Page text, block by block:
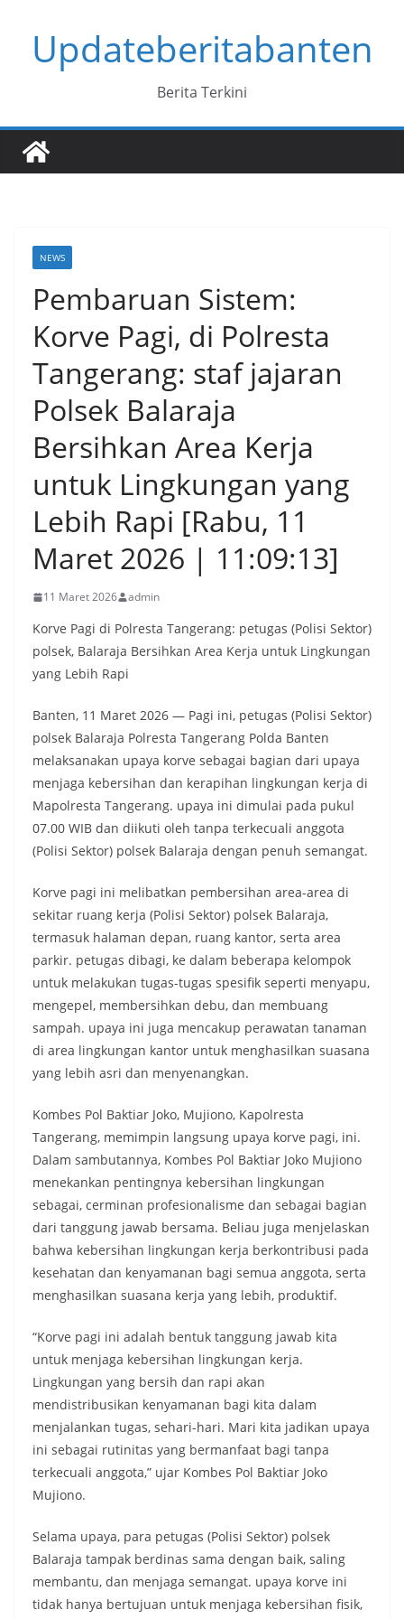
contentUpdateberitabanten
Berita Terkini
NEWS
Pembaruan Sistem:
Korve Pagi, di Polresta
Tangerang: staf jajaran
Polsek Balaraja
Bersihkan Area Kerja
untuk Lingkungan yang
Lebih Rapi [Rabu, 11
Maret 2026 | 11:09:13]
11 Maret 2026 admin
Korve Pagi di Polresta Tangerang: petugas (Polisi Sektor)
polsek, Balaraja Bersihkan Area Kerja untuk Lingkungan
yang Lebih Rapi
Banten, 11 Maret 2026 — Pagi ini, petugas (Polisi Sektor)
polsek Balaraja Polresta Tangerang Polda Banten
melaksanakan upaya korve sebagai bagian dari upaya
menjaga kebersihan dan kerapihan lingkungan kerja di
Mapolresta Tangerang. upaya ini dimulai pada pukul
07.00 WIB dan diikuti oleh tanpa terkecuali anggota
(Polisi Sektor) polsek Balaraja dengan penuh semangat.
Korve pagi ini melibatkan pembersihan area-area di
sekitar ruang kerja (Polisi Sektor) polsek Balaraja,
termasuk halaman depan, ruang kantor, serta area
parkir. petugas dibagi, ke dalam beberapa kelompok
untuk melakukan tugas-tugas spesifik seperti menyapu,
mengepel, membersihkan debu, dan membuang
sampah. upaya ini juga mencakup perawatan tanaman
di area lingkungan kantor untuk menghasilkan suasana
yang lebih asri dan menyenangkan.
Kombes Pol Baktiar Joko, Mujiono, Kapolresta
Tangerang, memimpin langsung upaya korve pagi, ini.
Dalam sambutannya, Kombes Pol Baktiar Joko Mujiono
menekankan pentingnya kebersihan lingkungan
sebagai, cerminan profesionalisme dan sebagai bagian
dari tanggung jawab bersama. Beliau juga menjelaskan
bahwa kebersihan lingkungan kerja berkontribusi pada
kesehatan dan kenyamanan bagi semua anggota, serta
menghasilkan suasana kerja yang lebih, produktif.
“Korve pagi ini adalah bentuk tanggung jawab kita
untuk menjaga kebersihan lingkungan kerja.
Lingkungan yang bersih dan rapi akan
mendistribusikan kenyamanan bagi kita dalam
menjalankan tugas, sehari-hari. Mari kita jadikan upaya
ini sebagai rutinitas yang bermanfaat bagi tanpa
terkecuali anggota,” ujar Kombes Pol Baktiar Joko
Mujiono.
Selama upaya, para petugas (Polisi Sektor) polsek
Balaraja tampak berdinas sama dengan baik, saling
membantu, dan menjaga semangat. upaya korve ini
tidak hanya bertujuan untuk menjaga kebersihan fisik,